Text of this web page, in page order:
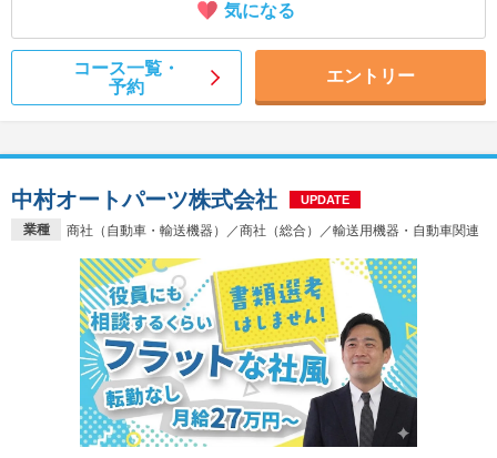
気になる
コース一覧・
予約
エントリー
業種 商社（自動車・輸送機器）／商社（総合）／輸送用機器・自動車関連
中村オートパーツ株式会社 UPDATE